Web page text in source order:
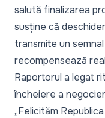
salută finalizarea
susține că
transmite un
recompensează
Raportorul a legat
încheiere a
„Felicităm